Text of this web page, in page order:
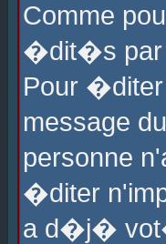
Comme
�dit�s par
Pour �diter
message
personne
�diter
a d�j�